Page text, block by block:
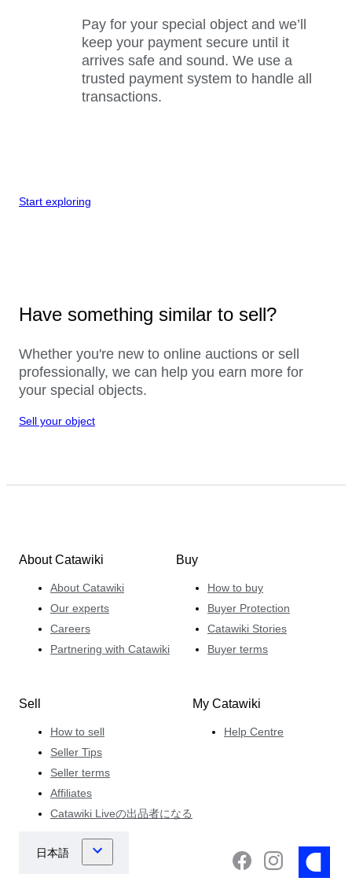
Pay for your special object and we’ll
keep your payment secure until it
arrives safe and sound. We use a
trusted payment system to handle all
transactions.
Start exploring
Have something similar to sell?
Whether you're new to online auctions or sell
professionally, we can help you earn more for
your special objects.
Sell your object
About Catawiki
About Catawiki
Our experts
Careers
Partnering with Catawiki
Buy
How to buy
Buyer Protection
Catawiki Stories
Buyer terms
Sell
How to sell
Seller Tips
Seller terms
Affiliates
Catawiki Liveの出品者になる
My Catawiki
Help Centre